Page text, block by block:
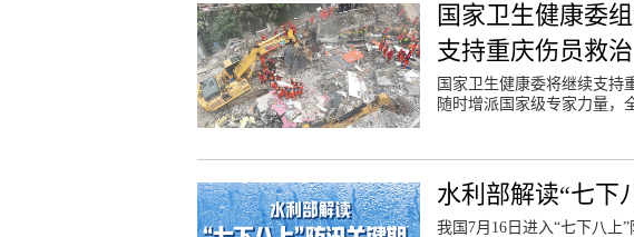
国家卫生健康委
支持重庆伤员救治
国家卫生健康委将继续支持
随时增派国家级专家力量，
水利部解读“七下
我国7月16日进入“七下八上